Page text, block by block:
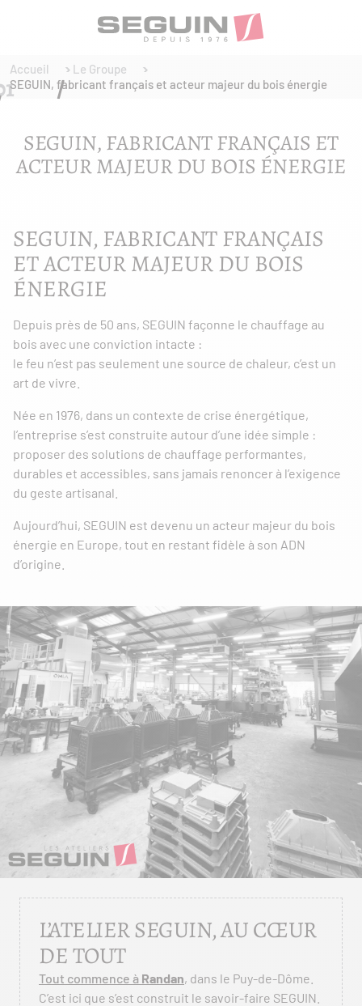
Accueil
Le Groupe
SEGUIN, fabricant français et acteur majeur du bois énergie
SEGUIN, FABRICANT FRANÇAIS ET
ACTEUR MAJEUR DU BOIS ÉNERGIE
SEGUIN, FABRICANT FRANÇAIS
ET ACTEUR MAJEUR DU BOIS
ÉNERGIE
Depuis près de 50 ans, SEGUIN façonne le chauffage au
bois avec une conviction intacte :
le feu n’est pas seulement une source de chaleur, c’est un
art de vivre.
Née en 1976, dans un contexte de crise énergétique,
l’entreprise s’est construite autour d’une idée simple :
proposer des solutions de chauffage performantes,
durables et accessibles, sans jamais renoncer à l’exigence
du geste artisanal.
Aujourd’hui, SEGUIN est devenu un acteur majeur du bois
énergie en Europe, tout en restant fidèle à son ADN
d’origine.
L’ATELIER SEGUIN, AU CŒUR
DE TOUT
Tout commence à Randan, dans le Puy-de-Dôme.
C’est ici que s’est construit le savoir-faire SEGUIN.